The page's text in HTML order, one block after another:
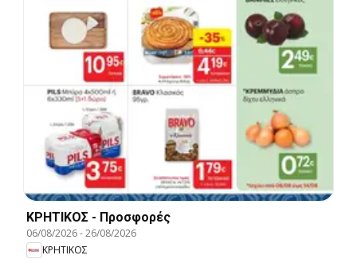
ΚΡΗΤΙΚΟΣ - Προσφορές
06/08/2026-26/08/2026
ΚΡΗΤΙΚΟΣ